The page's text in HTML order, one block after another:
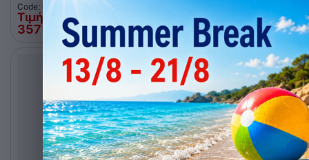
Code: 001.0083
Τιμή Web
357 €
Code: 001.0305
Τιμή Web
552 00 €